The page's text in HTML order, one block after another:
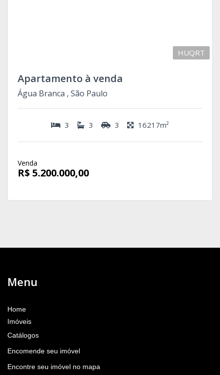
HUQRT
Apartamento à venda
Água Branca , São Paulo
3 3 3 16217m²
Venda
R$ 5.200.000,00
Menu
Home
Imóveis
Catálogos
Encomende seu imóvel
Encontre seu imóvel no mapa